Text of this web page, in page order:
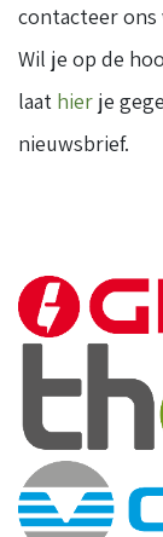
contacteer ons
Wil je op de
laat hier je
nieuwsbrief.